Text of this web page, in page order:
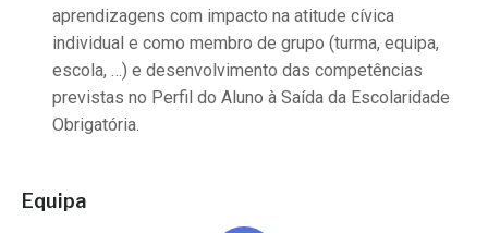
aprendizagens com impacto na atitude cívica
individual e como membro de grupo (turma, equipa,
escola, …) e desenvolvimento das competências
previstas no Perfil do Aluno à Saída da Escolaridade
Obrigatória.
Equipa